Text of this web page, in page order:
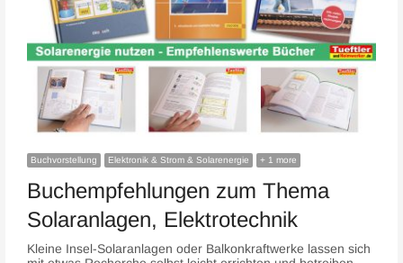
Buchvorstellung Elektronik & Strom & Solarenergie + 1 more
Buchempfehlungen zum Thema
Solaranlagen, Elektrotechnik
Kleine Insel-Solaranlagen oder Balkonkraftwerke lassen sich